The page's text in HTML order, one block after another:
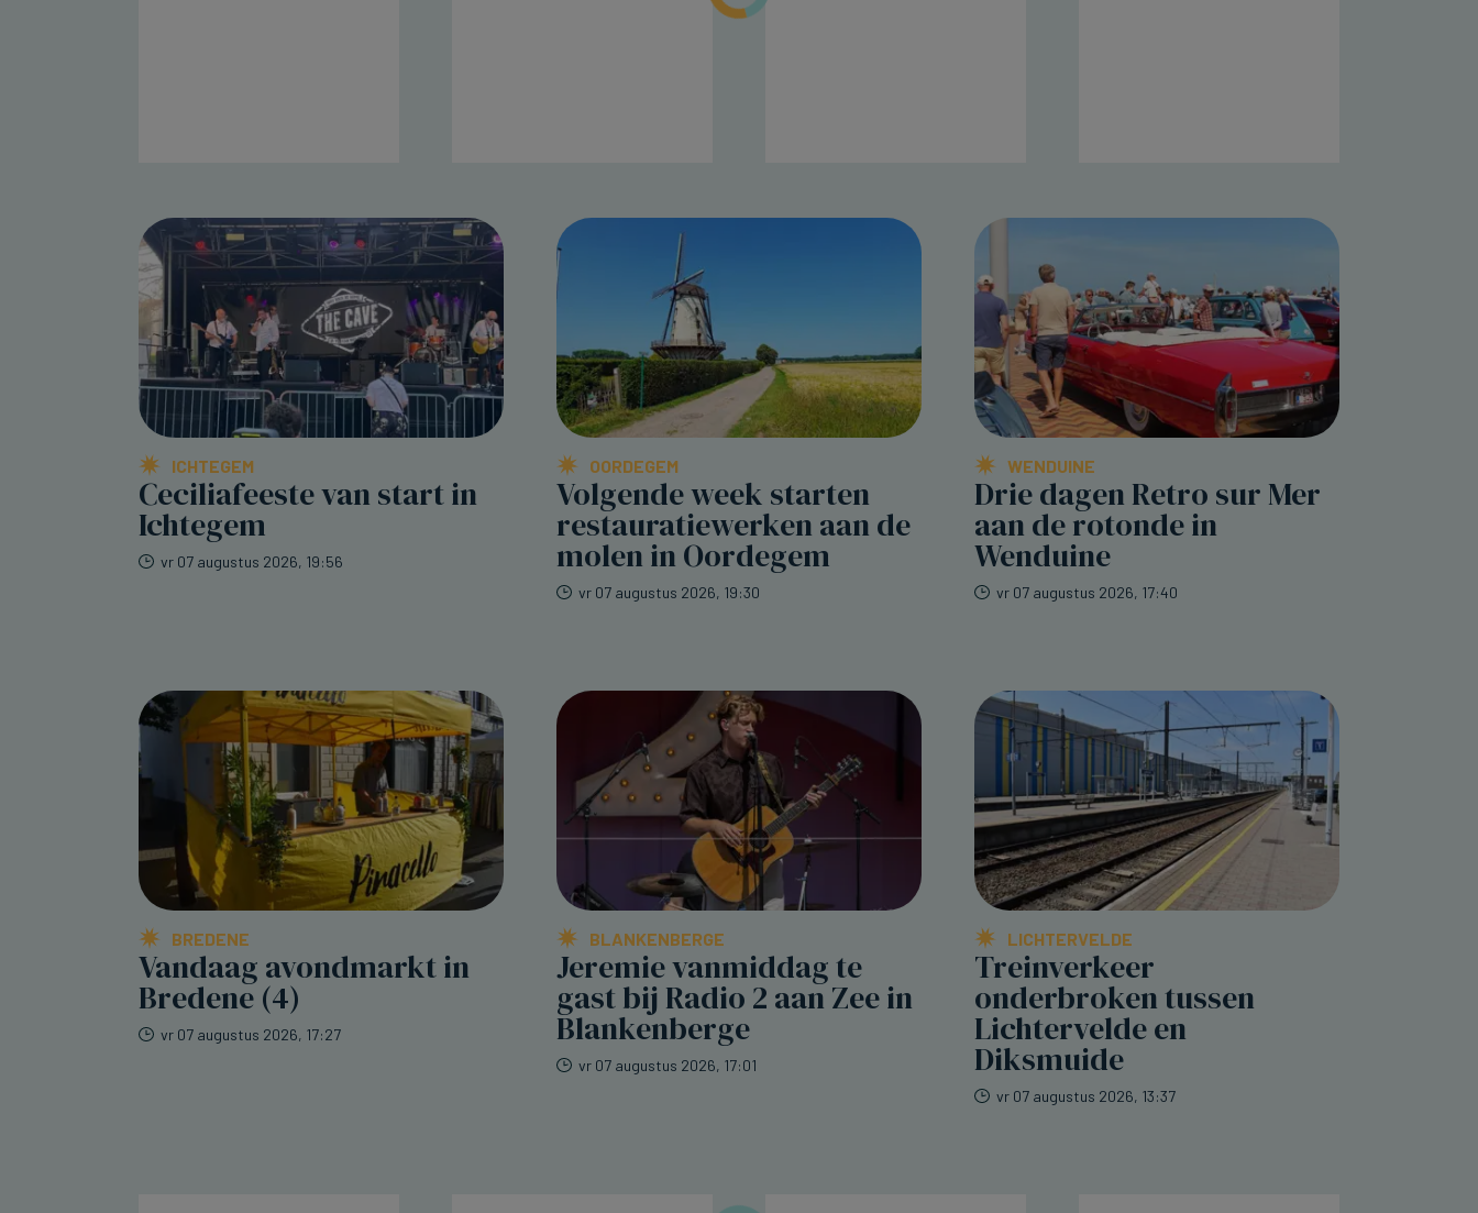
ICHTEGEM
Ceciliafeeste van start in
Ichtegem
vr 07 augustus 2026, 19:56
OORDEGEM
Volgende week starten
restauratiewerken aan de
molen in Oordegem
vr 07 augustus 2026, 19:30
WENDUINE
Drie dagen Retro sur Mer
aan de rotonde in
Wenduine
vr 07 augustus 2026, 17:40
BREDENE
Vandaag avondmarkt in
Bredene (4)
vr 07 augustus 2026, 17:27
BLANKENBERGE
Jeremie vanmiddag te
gast bij Radio 2 aan Zee in
Blankenberge
vr 07 augustus 2026, 17:01
LICHTERVELDE
Treinverkeer
onderbroken tussen
Lichtervelde en
Diksmuide
vr 07 augustus 2026, 13:37